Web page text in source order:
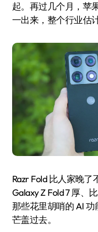
起。再过几个月，苹
一出来，整个行业估
Razr Fold 比人家晚
Galaxy Z Fold 7 厚、
那些花里胡哨的 AI
芒盖过去。